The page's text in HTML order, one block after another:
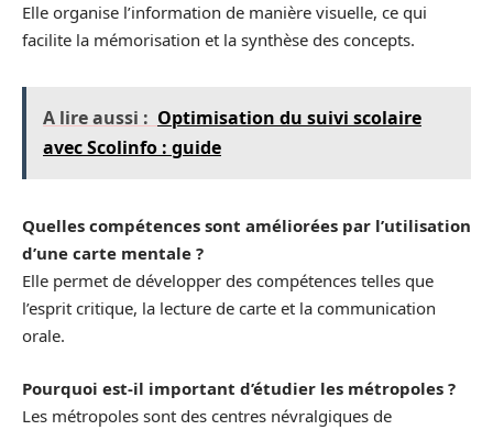
Elle organise l’information de manière visuelle, ce qui
facilite la mémorisation et la synthèse des concepts.
A lire aussi : Optimisation du suivi scolaire
avec Scolinfo : guide
Quelles compétences sont améliorées par l’utilisation
d’une carte mentale ?
Elle permet de développer des compétences telles que
l’esprit critique, la lecture de carte et la communication
orale.
Pourquoi est-il important d’étudier les métropoles ?
Les métropoles sont des centres névralgiques de